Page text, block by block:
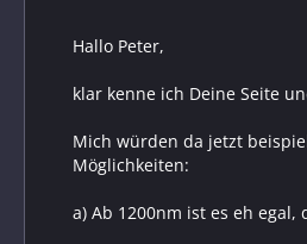
Hallo Peter,
klar kenne ich Deine Seite
Mich würden da jetzt
Möglichkeiten:
a) Ab 1200nm ist es eh